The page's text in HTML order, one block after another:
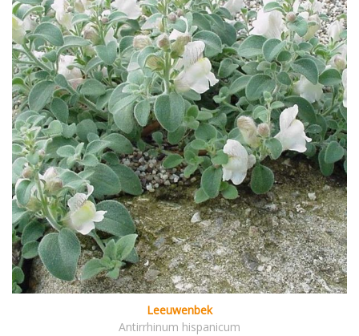
Leeuwenbek
Antirrhinum hispanicum